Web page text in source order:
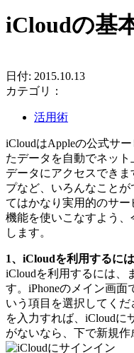
iCloudの基
日付: 2015.10.13
カテゴリ：
活用術
iCloudはAppleの公式サ
たデータを自動でネット
データにアクセスできま
プなど、いろんなこと
てはかなり実用的のサ
機能を使いこなすよう
します。
1、iCloudを利用するには
iCloudを利用するには、
す。iPhoneのメイン画面
いう項目を選択してく
を入力すれば、iCloudに
がないなら、下で新規作